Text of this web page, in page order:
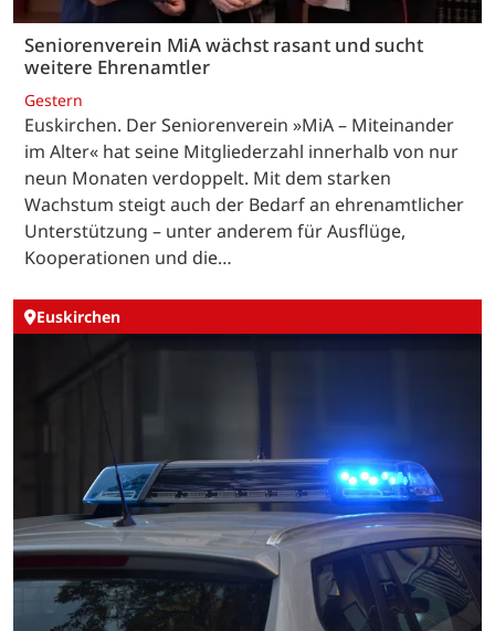
Seniorenverein MiA wächst rasant und sucht
weitere Ehrenamtler
Gestern
Euskirchen. Der Seniorenverein »MiA – Miteinander
im Alter« hat seine Mitgliederzahl innerhalb von nur
neun Monaten verdoppelt. Mit dem starken
Wachstum steigt auch der Bedarf an ehrenamtlicher
Unterstützung – unter anderem für Ausflüge,
Kooperationen und die…
Euskirchen